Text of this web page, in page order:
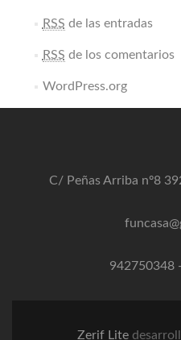
RSS de las entradas
RSS de los comentarios
WordPress.org
C/ Peñas Arriba nº8
942750348 -
Zerif Lite